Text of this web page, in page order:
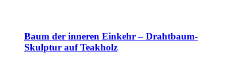
Baum der inneren Einkehr – Drahtbaum-
Skulptur auf Teakholz